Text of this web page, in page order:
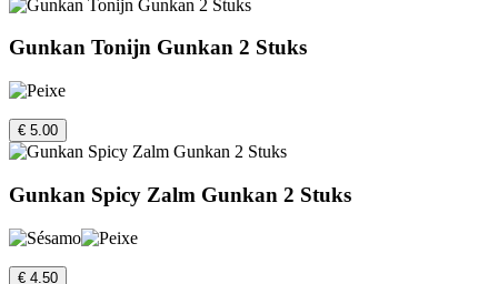
Gunkan Tonijn Gunkan 2 Stuks
€ 5.00
Gunkan Spicy Zalm Gunkan 2 Stuks
€ 4.50